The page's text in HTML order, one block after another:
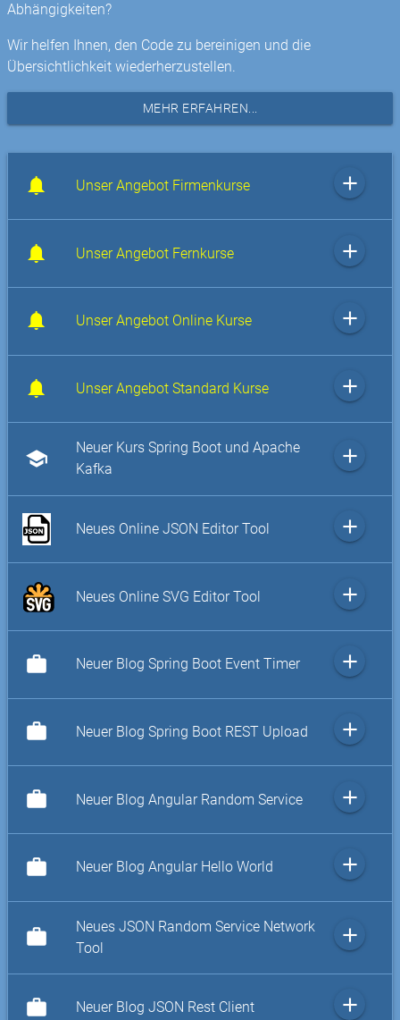
Abhängigkeiten?
Wir helfen Ihnen, den Code zu bereinigen und die
Übersichtlichkeit wiederherzustellen.
MEHR ERFAHREN...
Unser Angebot Firmenkurse add
Unser Angebot Fernkurse add
Unser Angebot Online Kurse add
Unser Angebot Standard Kurse add
school
Neuer Kurs Spring Boot und Apache
Kafka
add
Neues Online JSON Editor Tool add
Neues Online SVG Editor Tool add
work Neuer Blog Spring Boot Event Timer add
work Neuer Blog Spring Boot REST Upload add
work Neuer Blog Angular Random Service add
work Neuer Blog Angular Hello World add
work
Neues JSON Random Service Network
Tool
add
work Neuer Blog JSON Rest Client add